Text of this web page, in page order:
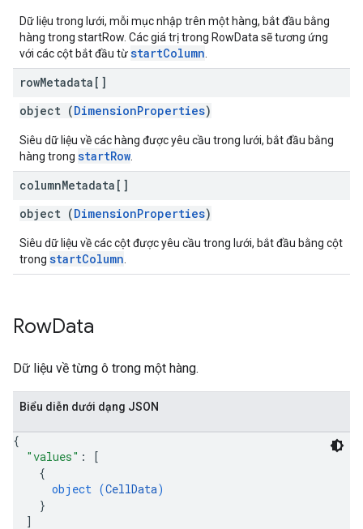
Dữ liệu trong lưới, mỗi mục nhập trên một hàng, bắt đầu bằng
hàng trong startRow. Các giá trị trong RowData sẽ tương ứng
với các cột bắt đầu từstartColumn
rowMetadata[]
object (DimensionProperties)
Siêu dữ liệu về các hàng được yêu cầu trong lưới, bắt đầu bằng
hàng trong startRow
columnMetadata[]
object (DimensionProperties)
Siêu dữ liệu về các cột được yêu cầu trong lưới, bắt đầu bằng cột
trong startColumn
RowData
Dữ liệu về từng ô trong một hàng.
Biểu diễn dưới dạng JSON
{
"values" :
[
{
object (CellData)
}
]